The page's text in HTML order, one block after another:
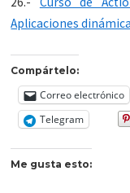
Aplicaciones
Compártelo:
Correo electrónico
Telegram
Me gusta esto: